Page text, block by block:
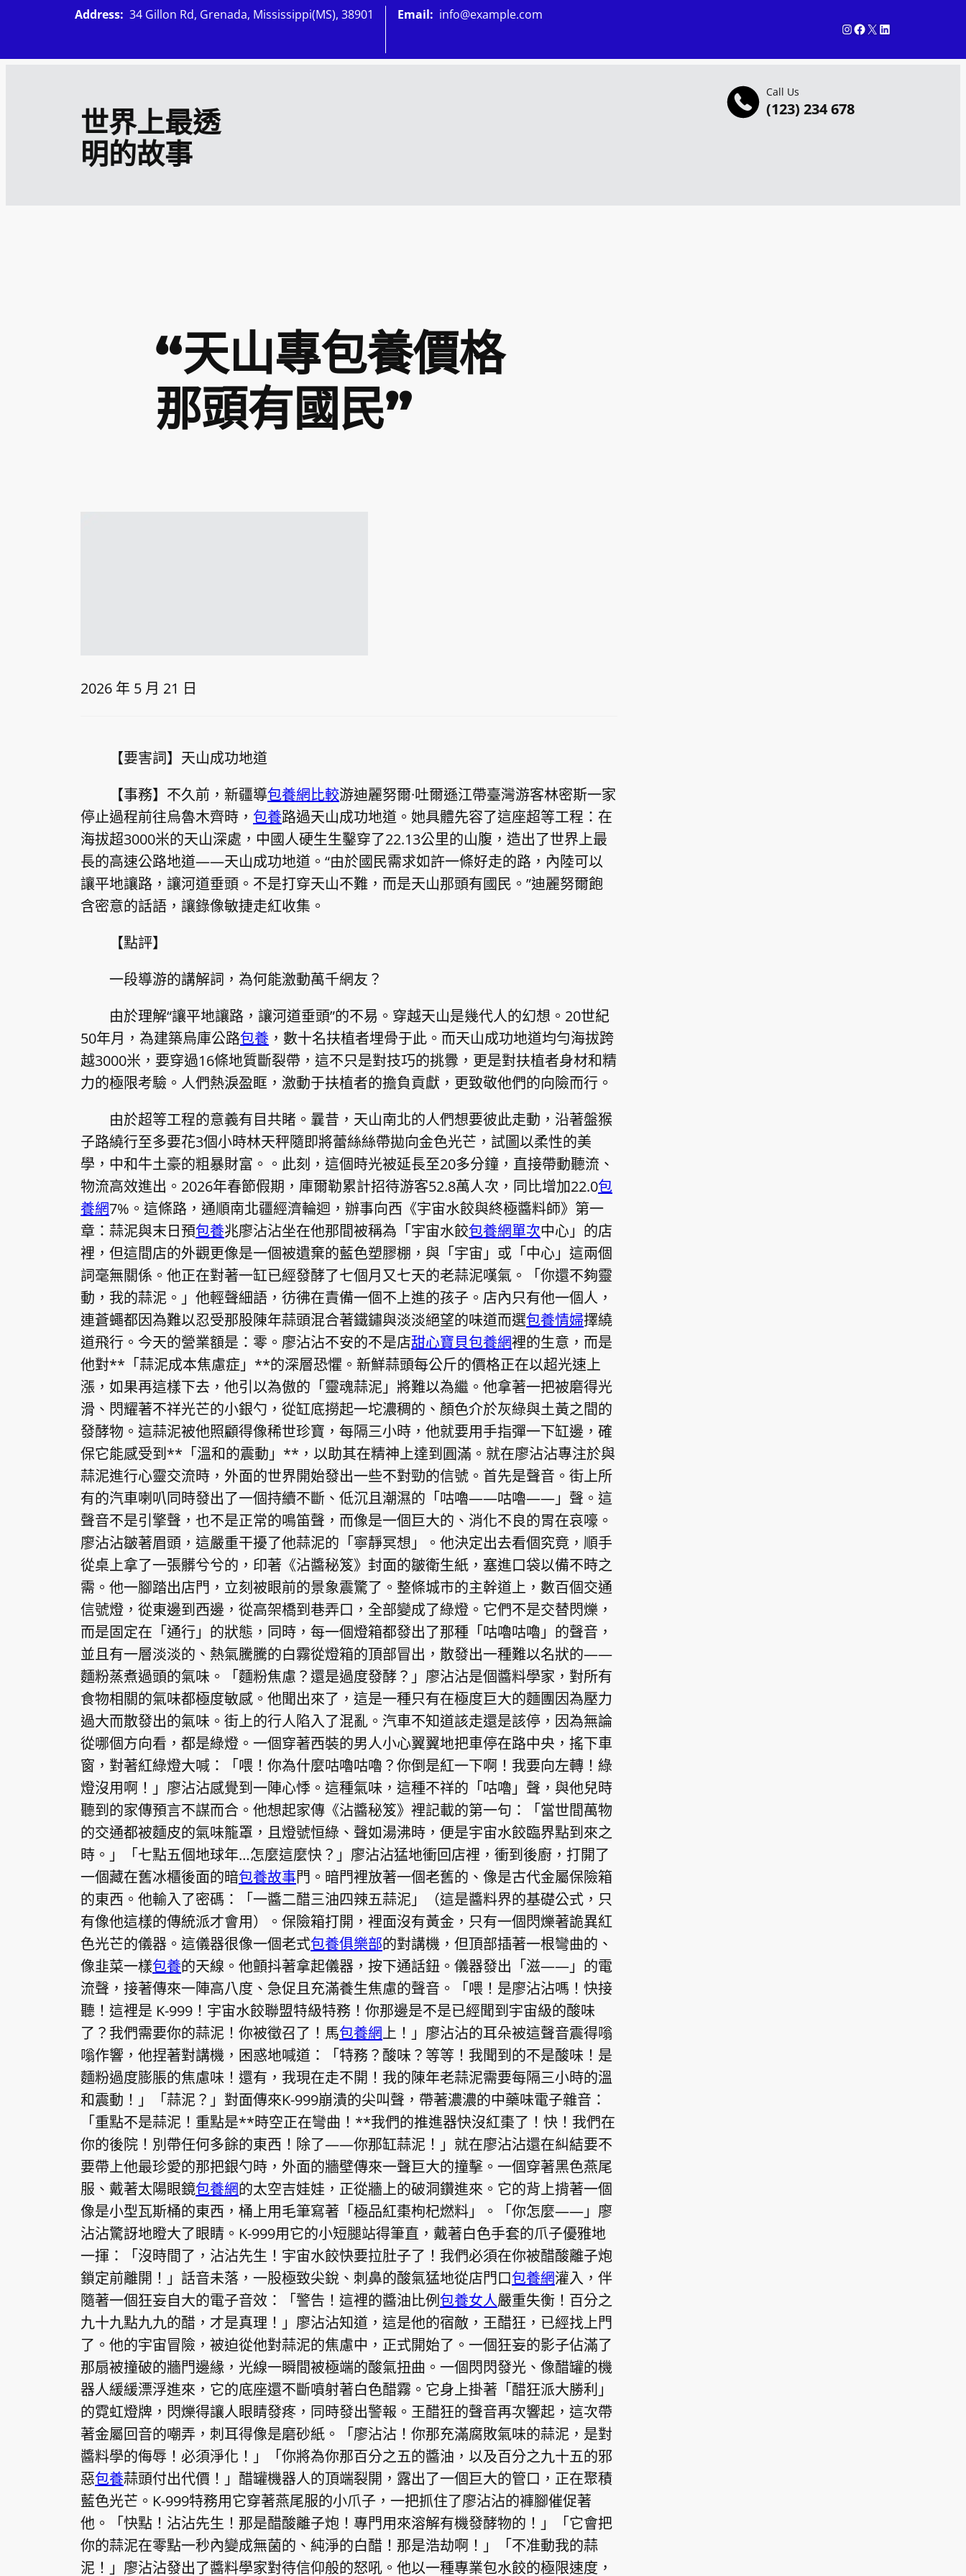
主
世界上最透
明的故事
Call Us
(123) 234 678
Address: 34 Gillon Rd, Grenada, Mississippi(MS), 38901 Email: info@example.com
InstagramFacebook X LinkedIn
“天山專包養價格
那頭有國民”
2026 年 5 月 21 日
【要害詞】天山成功地道
【事務】不久前，新疆導包養網比較游迪麗努爾·吐爾遜江帶臺灣游客林密斯一家
停止過程前往烏魯木齊時， 包養路過天山成功地道。她具體先容了這座超等工程：在
海拔超3000米的天山深處，中國人硬生生鑿穿了22.13公里的山腹，造出了世界上最
長的高速公路地道——天山成功地道。“由於國民需求如許一條好走的路，內陸可以
讓平地讓路，讓河道垂頭。不是打穿天山不難，而是天山那頭有國民。”迪麗努爾飽
含密意的話語，讓錄像敏捷走紅收集。
【點評】
一段導游的講解詞，為何能激動萬千網友？
由於理解“讓平地讓路，讓河道垂頭”的不易。穿越天山是幾代人的幻想。20世紀
50年月，為建築烏庫公路包養 ，數十名扶植者埋骨于此。而天山成功地道均勻海拔跨
越3000米，要穿過16條地質斷裂帶，這不只是對技巧的挑釁，更是對扶植者身材和精
力的極限考驗。人們熱淚盈眶，激動于扶植者的擔負貢獻，更致敬他們的向險而行。
由於超等工程的意義有目共睹。曩昔，天山南北的人們想要彼此走動，沿著盤猴
子路繞行至多要花3個小時林天秤隨即將蕾絲絲帶拋向金色光芒，試圖以柔性的美
學，中和牛土豪的粗暴財富。。此刻，這個時光被延長至20多分鐘，直接帶動聽流、
物流高效進出。2026年春節假期，庫爾勒累計招待游客52.8萬人次，同比增加22.0包
養網7%。這條路，通順南北疆經濟輪迴，辦事向西《宇宙水餃與終極醬料師》第一
章：蒜泥與末日預包養兆廖沾沾坐在他那間被稱為「宇宙水餃包養網單次中心」的店
裡，但這間店的外觀更像是一個被遺棄的藍色塑膠棚，與「宇宙」或「中心」這兩個
詞毫無關係。他正在對著一缸已經發酵了七個月又七天的老蒜泥嘆氣。「你還不夠靈
動，我的蒜泥。」他輕聲細語，彷彿在責備一個不上進的孩子。店內只有他一個人，
連蒼蠅都因為難以忍受那股陳年蒜頭混合著鐵鏽與淡淡絕望的味道而選包養情婦擇繞
道飛行。今天的營業額是：零。廖沾沾不安的不是店甜心寶貝包養網裡的生意，而是
他對**「蒜泥成本焦慮症」**的深層恐懼。新鮮蒜頭每公斤的價格正在以超光速上
漲，如果再這樣下去，他引以為傲的「靈魂蒜泥」將難以為繼。他拿著一把被磨得光
滑、閃耀著不祥光芒的小銀勺，從缸底撈起一坨濃稠的、顏色介於灰綠與土黃之間的
發酵物。這蒜泥被他照顧得像稀世珍寶，每隔三小時，他就要用手指彈一下缸邊，確
保它能感受到**「溫和的震動」**，以助其在精神上達到圓滿。就在廖沾沾專注於與
蒜泥進行心靈交流時，外面的世界開始發出一些不對勁的信號。首先是聲音。街上所
有的汽車喇叭同時發出了一個持續不斷、低沉且潮濕的「咕嚕——咕嚕——」聲。這
聲音不是引擎聲，也不是正常的鳴笛聲，而像是一個巨大的、消化不良的胃在哀嚎。
廖沾沾皺著眉頭，這嚴重干擾了他蒜泥的「寧靜冥想」。他決定出去看個究竟，順手
從桌上拿了一張髒兮兮的，印著《沾醬秘笈》封面的皺衛生紙，塞進口袋以備不時之
需。他一腳踏出店門，立刻被眼前的景象震驚了。整條城市的主幹道上，數百個交通
信號燈，從東邊到西邊，從高架橋到巷弄口，全部變成了綠燈。它們不是交替閃爍，
而是固定在「通行」的狀態，同時，每一個燈箱都發出了那種「咕嚕咕嚕」的聲音，
並且有一層淡淡的、熱氣騰騰的白霧從燈箱的頂部冒出，散發出一種難以名狀的——
麵粉蒸煮過頭的氣味。「麵粉焦慮？還是過度發酵？」廖沾沾是個醬料學家，對所有
食物相關的氣味都極度敏感。他聞出來了，這是一種只有在極度巨大的麵團因為壓力
過大而散發出的氣味。街上的行人陷入了混亂。汽車不知道該走還是該停，因為無論
從哪個方向看，都是綠燈。一個穿著西裝的男人小心翼翼地把車停在路中央，搖下車
窗，對著紅綠燈大喊：「喂！你為什麼咕嚕咕嚕？你倒是紅一下啊！我要向左轉！綠
燈沒用啊！」廖沾沾感覺到一陣心悸。這種氣味，這種不祥的「咕嚕」聲，與他兒時
聽到的家傳預言不謀而合。他想起家傳《沾醬秘笈》裡記載的第一句：「當世間萬物
的交通都被麵皮的氣味籠罩，且燈號恒綠、聲如湯沸時，便是宇宙水餃臨界點到來之
時。」「七點五個地球年…怎麼這麼快？」廖沾沾猛地衝回店裡，衝到後廚，打開了
一個藏在舊冰櫃後面的暗包養故事門。暗門裡放著一個老舊的、像是古代金屬保險箱
的東西。他輸入了密碼：「一醬二醋三油四辣五蒜泥」（這是醬料界的基礎公式，只
有像他這樣的傳統派才會用）。保險箱打開，裡面沒有黃金，只有一個閃爍著詭異紅
色光芒的儀器。這儀器很像一個老式包養俱樂部的對講機，但頂部插著一根彎曲的、
像韭菜一樣包養的天線。他顫抖著拿起儀器，按下通話鈕。儀器發出「滋——」的電
流聲，接著傳來一陣高八度、急促且充滿養生焦慮的聲音。「喂！是廖沾沾嗎！快接
聽！這裡是 K-999！宇宙水餃聯盟特級特務！你那邊是不是已經聞到宇宙級的酸味
了？我們需要你的蒜泥！你被徵召了！馬包養網上！」廖沾沾的耳朵被這聲音震得嗡
嗡作響，他捏著對講機，困惑地喊道：「特務？酸味？等等！我聞到的不是酸味！是
麵粉過度膨脹的焦慮味！還有，我現在走不開！我的陳年老蒜泥需要每隔三小時的溫
和震動！」「蒜泥？」對面傳來K-999崩潰的尖叫聲，帶著濃濃的中藥味電子雜音：
「重點不是蒜泥！重點是**時空正在彎曲！**我們的推進器快沒紅棗了！快！我們在
你的後院！別帶任何多餘的東西！除了——你那缸蒜泥！」就在廖沾沾還在糾結要不
要帶上他最珍愛的那把銀勺時，外面的牆壁傳來一聲巨大的撞擊。一個穿著黑色燕尾
服、戴著太陽眼鏡包養網的太空吉娃娃，正從牆上的破洞鑽進來。它的背上揹著一個
像是小型瓦斯桶的東西，桶上用毛筆寫著「極品紅棗枸杞燃料」。「你怎麼——」廖
沾沾驚訝地瞪大了眼睛。K-999用它的小短腿站得筆直，戴著白色手套的爪子優雅地
一揮：「沒時間了，沾沾先生！宇宙水餃快要拉肚子了！我們必須在你被醋酸離子炮
鎖定前離開！」話音未落，一股極致尖銳、刺鼻的酸氣猛地從店門口包養網灌入，伴
隨著一個狂妄自大的電子音效：「警告！這裡的醬油比例包養女人嚴重失衡！百分之
九十九點九九的醋，才是真理！」廖沾沾知道，這是他的宿敵，王醋狂，已經找上門
了。他的宇宙冒險，被迫從他對蒜泥的焦慮中，正式開始了。一個狂妄的影子佔滿了
那扇被撞破的牆門邊緣，光線一瞬間被極端的酸氣扭曲。一個閃閃發光、像醋罐的機
器人緩緩漂浮進來，它的底座還不斷噴射著白色醋霧。它身上掛著「醋狂派大勝利」
的霓虹燈牌，閃爍得讓人眼睛發疼，同時發出警報。王醋狂的聲音再次響起，這次帶
著金屬回音的嘲弄，刺耳得像是磨砂紙。「廖沾沾！你那充滿腐敗氣味的蒜泥，是對
醬料學的侮辱！必須淨化！」「你將為你那百分之五的醬油，以及百分之九十五的邪
惡包養蒜頭付出代價！」醋罐機器人的頂端裂開，露出了一個巨大的管口，正在聚積
藍色光芒。K-999特務用它穿著燕尾服的小爪子，一把抓住了廖沾沾的褲腳催促著
他。「快點！沾沾先生！那是醋酸離子炮！專門用來溶解有機發酵物的！」「它會把
你的蒜泥在零點一秒內變成無菌的、純淨的白醋！那是浩劫啊！」「不准動我的蒜
泥！」廖沾沾發出了醬料學家對待信仰般的怒吼。他以一種專業包水餃的極限速度，